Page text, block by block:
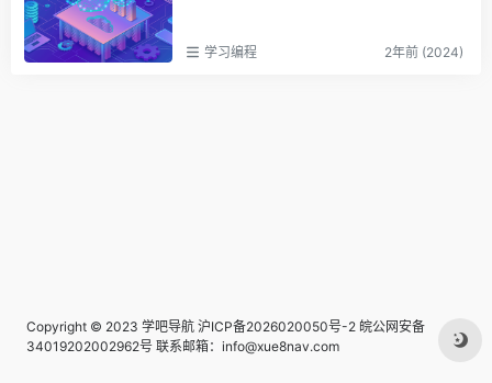
学习编程 2年前 (2024)
Copyright © 2023 学吧导航 沪ICP备2026020050号-2 皖公网安备
34019202002962号 联系邮箱：info@xue8nav.com